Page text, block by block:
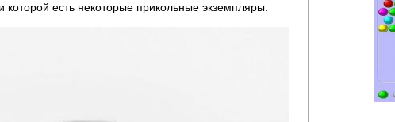
есть некоторые прикольные экземпляры.